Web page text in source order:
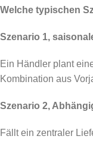
Welche typischen
Szenario 1,
Ein Händler plant
Kombination aus
Szenario 2,
Fällt ein zentraler